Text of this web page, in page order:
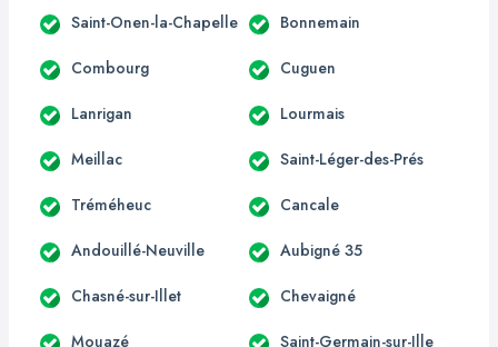
Saint-Onen-la-Chapelle Bonnemain
Combourg Cuguen
Lanrigan Lourmais
Meillac Saint-Léger-des-Prés
Tréméheuc Cancale
Andouillé-Neuville Aubigné 35
Chasné-sur-Illet Chevaigné
Mouazé Saint-Germain-sur-Ille